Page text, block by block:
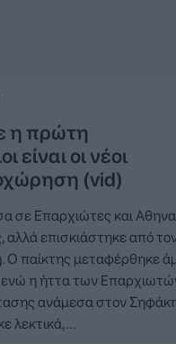
η πρώτη
είναι οι νέοι
(vid)
Επαρχιώτες και
αλλά επισκιάστηκε από τον
Ο παίκτης μεταφέρθηκε
ενώ η ήττα των
ανάμεσα στον
λεκτικά,…